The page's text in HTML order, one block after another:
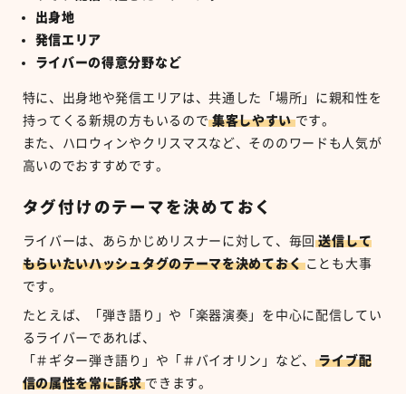
出身地
発信エリア
ライバーの得意分野など
特に、出身地や発信エリアは、共通した「場所」に親和性を
持ってくる新規の方もいるので 集客しやすい です。
また、ハロウィンやクリスマスなど、そののワードも人気が
高いのでおすすめです。
タグ付けのテーマを決めておく
ライバーは、あらかじめリスナーに対して、毎回
送信して
もらいたいハッシュタグのテーマを決めておく ことも大事
です。
たとえば、「弾き語り」や「楽器演奏」を中心に配信してい
るライバーであれば、
「＃ギター弾き語り」や「＃バイオリン」など、
ライブ配
信の属性を常に訴求 できます。